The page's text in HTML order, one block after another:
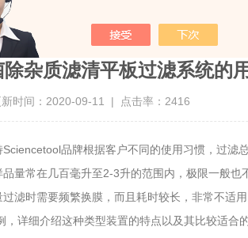
特点
杂质滤清平板过滤系统的
新时间：2020-09-11 | 点击率：2416
品牌根据客户不同的使用习惯，过滤
量常在几百毫升至2-3升的范围内，极限一般
滤时需要频繁换膜，而且耗时较长，非常不适用
，详细介绍这种类型装置的特点以及其比较适合